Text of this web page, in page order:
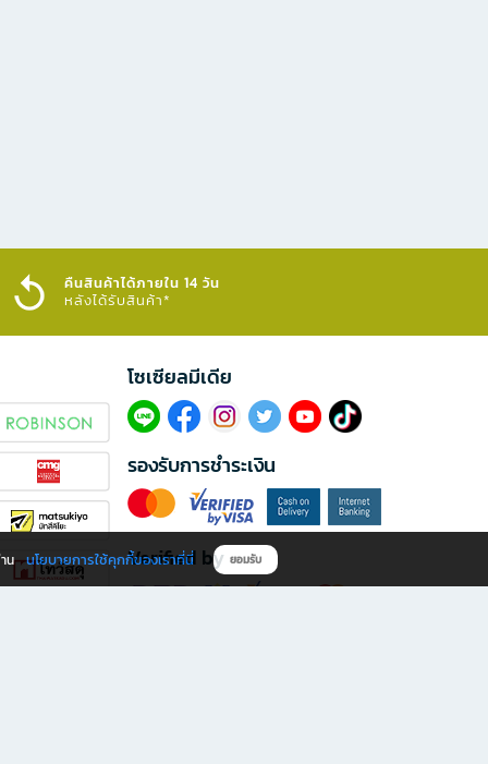
คืนสินค้าได้ภายใน 14 วัน
หลังได้รับสินค้า*
โซเซียลมีเดีย​
รองรับการชำระเงิน
Verified by
น นโยบายการใช้คุกกี้ของเราที่นี่ ยอมรับ